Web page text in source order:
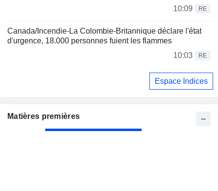
10:09
RE
Canada/Incendie-La Colombie-Britannique déclare l'état
d'urgence, 18.000 personnes fuient les flammes
10:03
RE
Espace Indices
Matières premières